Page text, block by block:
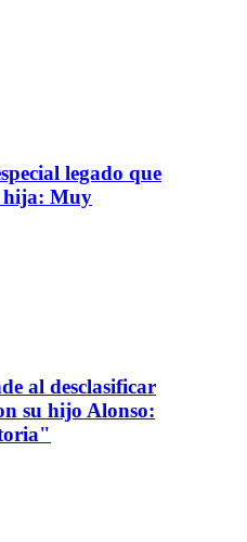
legado que
hija: Muy
al desclasificar
su hijo Alonso: